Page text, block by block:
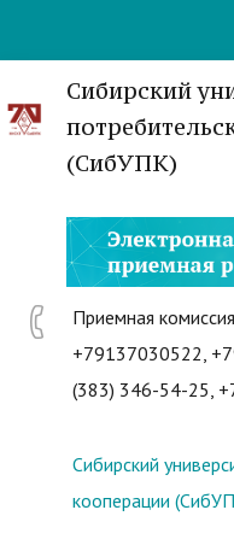
Сибирский
(СибУПК)
Приемная
+79137030522,
(383) 346-54-25,
Сибирский
кооперации